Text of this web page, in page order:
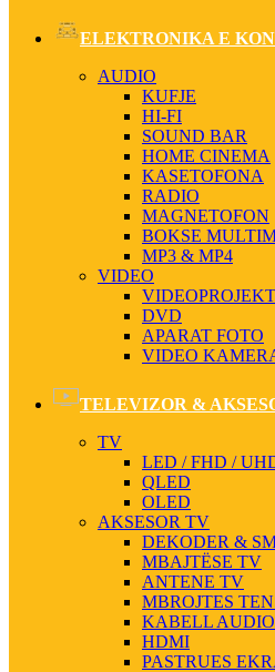
ELEKTRONIKA E
AUDIO
KUFJE
HI-FI
SOUND BAR
HOME CINEMA
KASETOFONA
RADIO
MAGNETOFON
BOKSE
MP3 & MP4
VIDEO
DVD
APARAT FOTO
VIDEO
TELEVIZOR &
TV
LED / FHD /
QLED
OLED
AKSESOR TV
DEKODER &
MBAJTËSE TV
ANTENE TV
MBROJTES
KABELL
HDMI
PASTRUES